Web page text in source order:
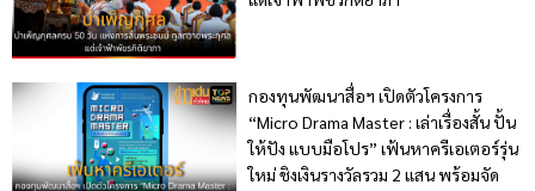
กองทุนพัฒนาสื่อฯ เปิดตัวโครงการ
“Micro Drama Master : เล่าเรื่องสั้น ปั้น
ให้ปัง แบบมือโปร” เฟ้นหาครีเอเตอร์รุ่น
ใหม่ ชิงเงินรางวัลรวม 2 แสน พร้อมจัด